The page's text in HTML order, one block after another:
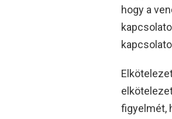
hogy a
figyelmét,